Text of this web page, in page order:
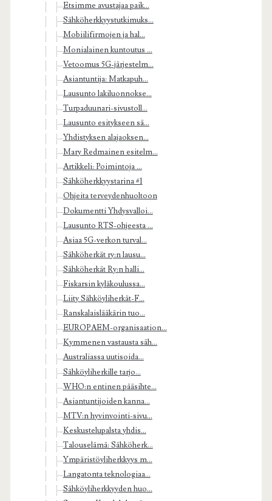
Etsimme avustajaa paik...
Sähköherkkyystutkimuks...
Mobiilifirmojen ja hal...
Monialainen kuntoutus ...
Vetoomus 5G-järjestelm...
Asiantuntija: Matkapuh...
Lausunto lakiluonnokse...
Turpaduunari-sivustoll...
Lausunto esitykseen sä...
Yhdistyksen alajaoksen...
Mary Redmainen esitelm...
Artikkeli: Poimintoja ...
Sähköherkkyystarina #1
Ohjeita terveydenhuoltoon
Dokumentti Yhdysvalloi...
Lausunto RTS-ohjeesta ...
Asiaa 5G-verkon turval...
Sähköherkät ry:n lausu...
Sähköherkät Ry:n halli...
Fiskarsin kyläkoulussa...
Liity Sähköyliherkät-F...
Ranskalaislääkärin tuo...
EUROPAEM-organisaation...
Kymmenen vastausta säh...
Australiassa uutisoida...
Sähköyliherkille tarjo...
WHO:n entinen pääsihte...
Asiantuntijoiden kanna...
MTV:n hyvinvointi-sivu...
Keskustelupalsta yhdis...
Talouselämä: Sähköherk...
Ympäristöyliherkkyys m...
Langatonta teknologiaa...
Sähköyliherkkyyden huo...